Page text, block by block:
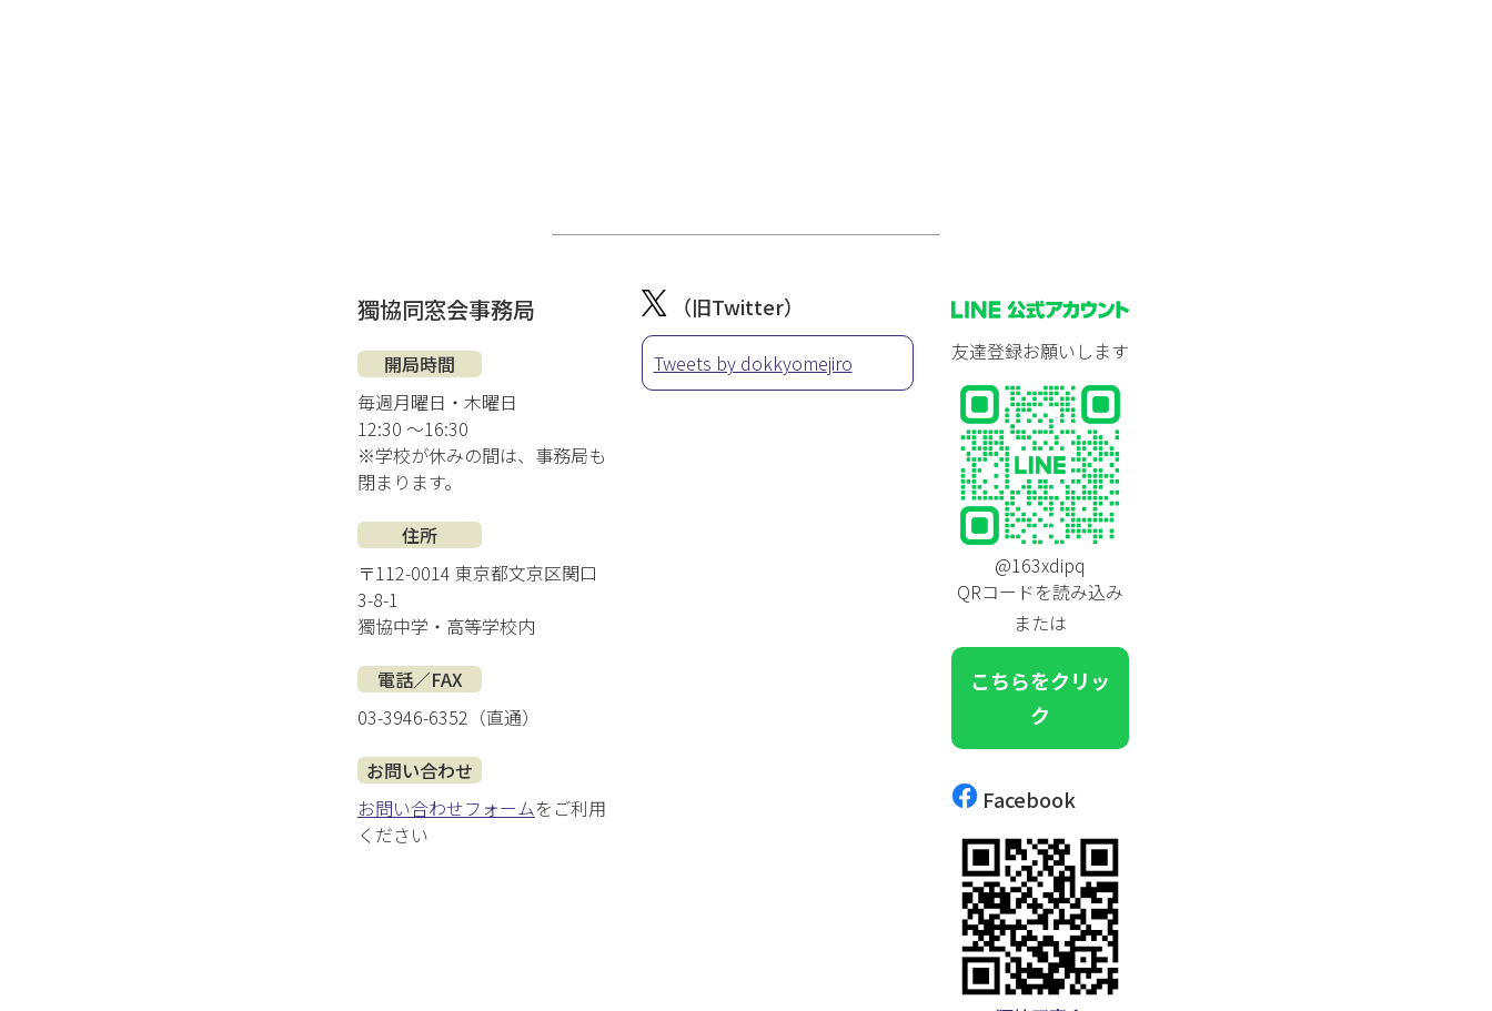
獨協同窓会事務局
開局時間
毎週月曜日・木曜日
12:30 ～16:30
※学校が休みの間は、事務局も
閉まります。
住所
〒112-0014 東京都文京区関口
3-8-1
獨協中学・高等学校内
電話／FAX
03-3946-6352（直通）
お問い合わせ
お問い合わせフォームをご利用
ください
（旧Twitter）
Tweets by dokkyomejiro 友達登録お願いします
@163xdipq
QRコードを読み込み
または
こちらをクリッ
ク
Facebook